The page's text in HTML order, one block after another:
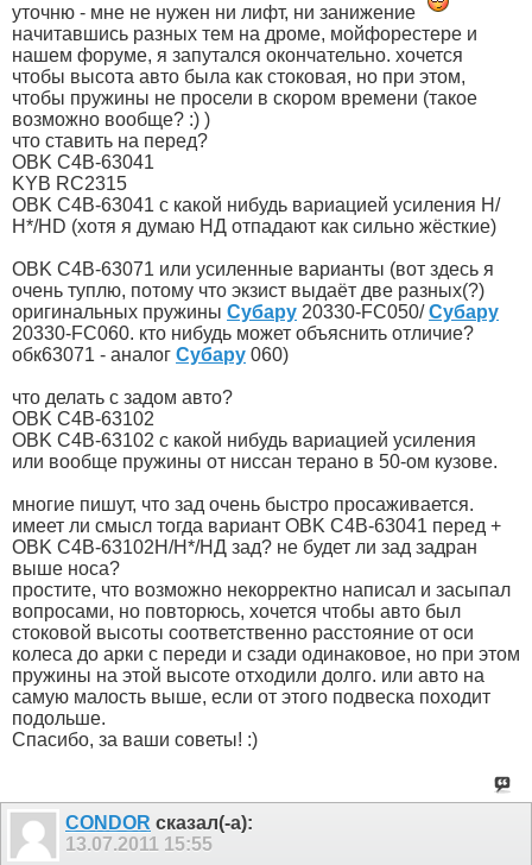
уточню - мне не нужен ни лифт, ни занижение
начитавшись разных тем на дроме, мойфорестере и
нашем форуме, я запутался окончательно. хочется
чтобы высота авто была как стоковая, но при этом,
чтобы пружины не просели в скором времени (такое
возможно вообще? :) )
что ставить на перед?
OBK C4B-63041
KYB RC2315
OBK C4B-63041 с какой нибудь вариацией усиления Н/
Н*/НD (хотя я думаю НД отпадают как сильно жёсткие)
OBK C4B-63071 или усиленные варианты (вот здесь я
очень туплю, потому что экзист выдаёт две разных(?)
оригинальных пружины Субару 20330-FC050/Субару
20330-FC060. кто нибудь может объяснить отличие?
обк63071 - аналог Субару 060)
что делать с задом авто?
OBK C4B-63102
OBK C4B-63102 с какой нибудь вариацией усиления
или вообще пружины от ниссан терано в 50-ом кузове.
многие пишут, что зад очень быстро просаживается.
имеет ли смысл тогда вариант OBK C4B-63041 перед +
OBK C4B-63102Н/Н*/НД зад? не будет ли зад задран
выше носа?
простите, что возможно некорректно написал и засыпал
вопросами, но повторюсь, хочется чтобы авто был
стоковой высоты соответственно расстояние от оси
колеса до арки с переди и сзади одинаковое, но при этом
пружины на этой высоте отходили долго. или авто на
самую малость выше, если от этого подвеска походит
подольше.
Спасибо, за ваши советы! :)
CONDOR сказал(-а):
13.07.2011 15:55